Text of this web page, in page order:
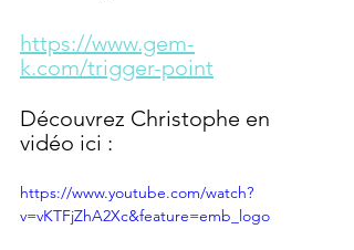
https://www.gem-
k.com/trigger-point
Découvrez Christophe en
vidéo ici :
https://www.youtube.com/watch?
v=vKTFjZhA2Xc&feature=emb_logo